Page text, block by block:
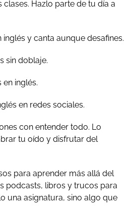
clases. Hazlo parte de tu día a
inglés y canta aunque desafines.
sin doblaje.
inglés.
en redes sociales.
con entender todo. Lo
tu oído y disfrutar del
para aprender más allá del
podcasts, libros y trucos para
una asignatura, sino algo que